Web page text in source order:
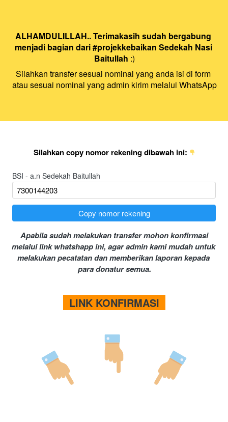
ALHAMDULILLAH.. Terimakasih sudah bergabung
menjadi bagian dari #projekkebaikan Sedekah Nasi
Baitullah :)
Silahkan transfer sesuai nominal yang anda isi di form
atau sesuai nominal yang admin kirim melalui WhatsApp
Silahkan copy nomor rekening dibawah ini:
BSI - a.n Sedekah Baitullah
`
Copy nomor rekening
Apabila sudah melakukan transfer mohon konfirmasi
melalui link whatshapp ini, agar admin kami mudah untuk
melakukan pecatatan dan memberikan laporan kepada
para donatur semua.
  LINK KONFIRMASI